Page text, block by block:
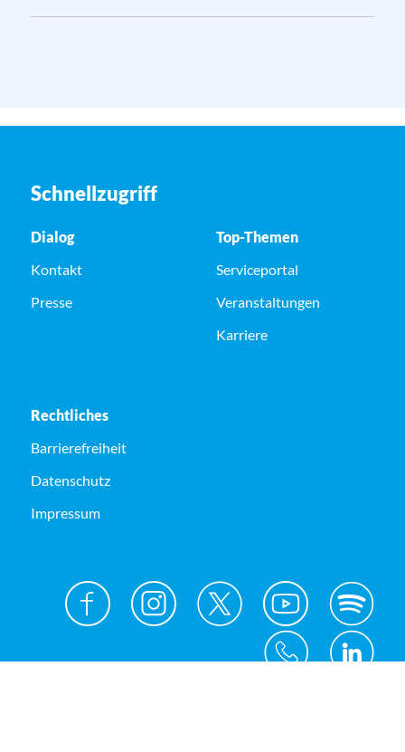
Schnellzugriff
Dialog
Kontakt
Presse
Top-Themen
Serviceportal
Veranstaltungen
Karriere
Rechtliches
Barrierefreiheit
Datenschutz
Impressum